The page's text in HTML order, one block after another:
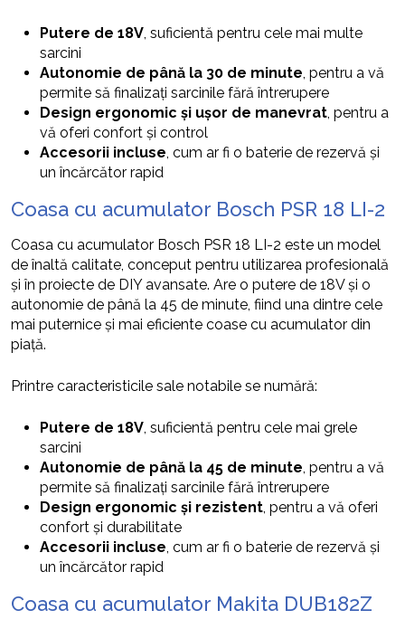
Putere de 18V , suficientă pentru cele mai multe
sarcini
Autonomie de până la 30 de minute , pentru a vă
permite să finalizați sarcinile fără întrerupere
Design ergonomic și ușor de manevrat , pentru a
vă oferi confort și control
Accesorii incluse , cum ar fi o baterie de rezervă și
un încărcător rapid
Coasa cu acumulator Bosch PSR 18 LI-2
Coasa cu acumulator Bosch PSR 18 LI-2 este un model
de înaltă calitate, conceput pentru utilizarea profesională
și în proiecte de DIY avansate. Are o putere de 18V și o
autonomie de până la 45 de minute, fiind una dintre cele
mai puternice și mai eficiente coase cu acumulator din
piață.
Printre caracteristicile sale notabile se numără:
Putere de 18V , suficientă pentru cele mai grele
sarcini
Autonomie de până la 45 de minute , pentru a vă
permite să finalizați sarcinile fără întrerupere
Design ergonomic și rezistent , pentru a vă oferi
confort și durabilitate
Accesorii incluse , cum ar fi o baterie de rezervă și
un încărcător rapid
Coasa cu acumulator Makita DUB182Z